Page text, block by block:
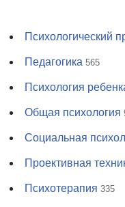
Психологический
Педагогика 565
Психология
Общая психология
Социальная
Проективная
Психотерапия 335